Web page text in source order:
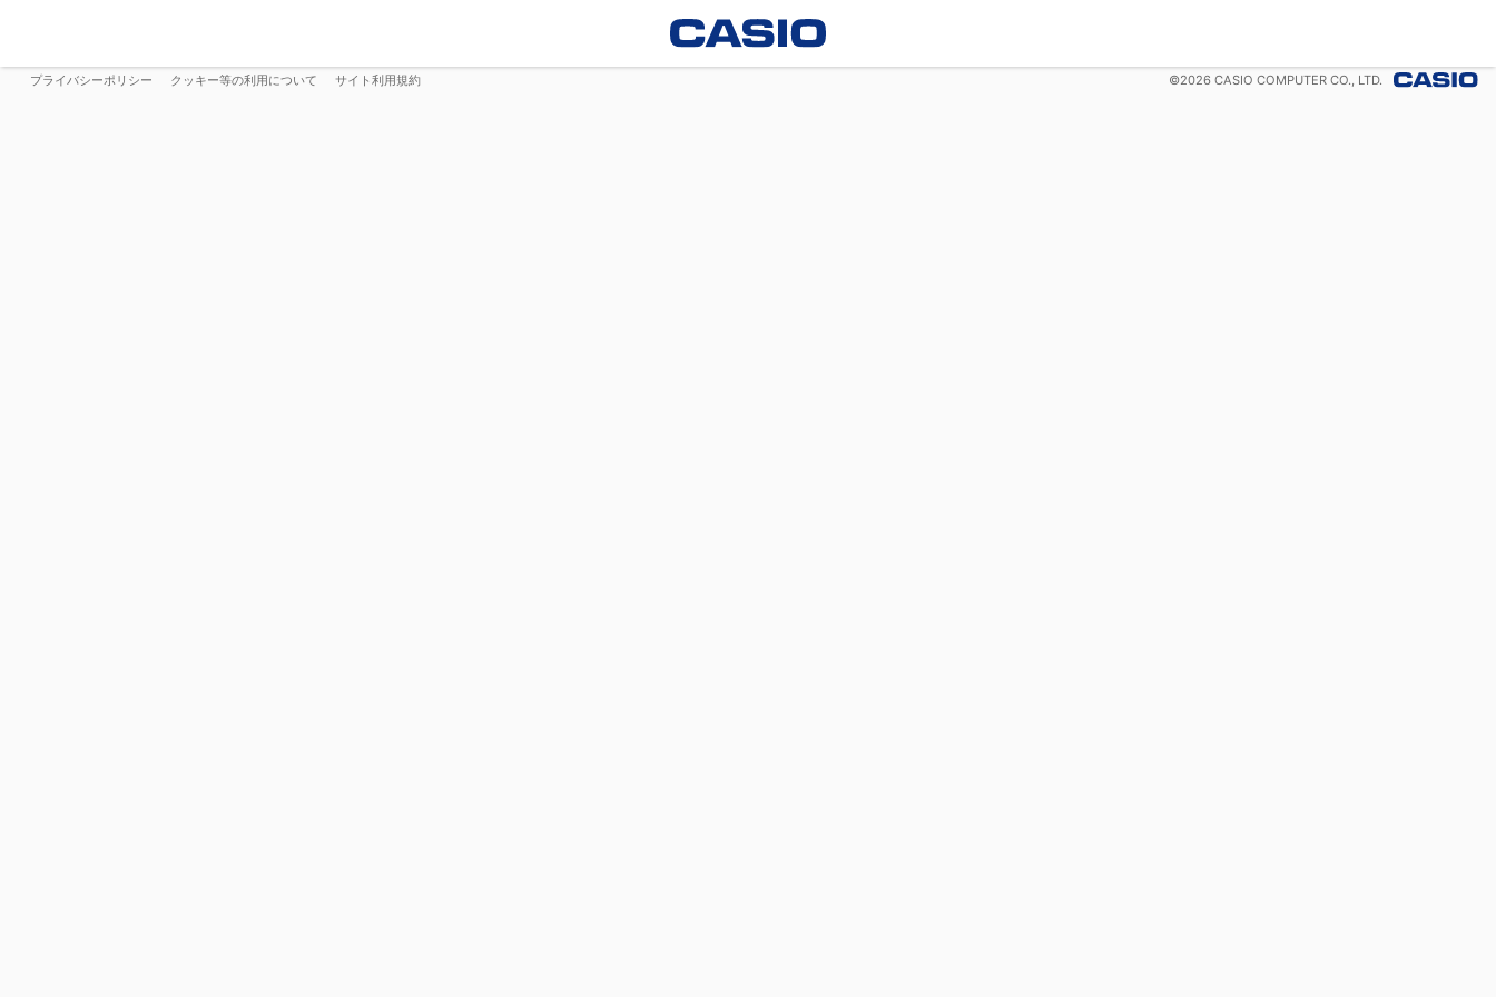
プライバシーポリシー クッキー等の利用について サイト利用規約 ©2026 CASIO COMPUTER CO., LTD.